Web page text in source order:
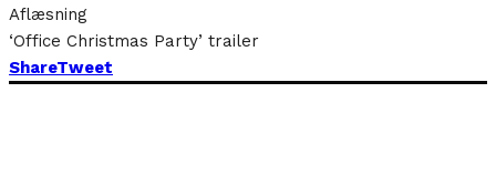
Aflæsning
‘Office Christmas Party’ trailer
ShareTweet